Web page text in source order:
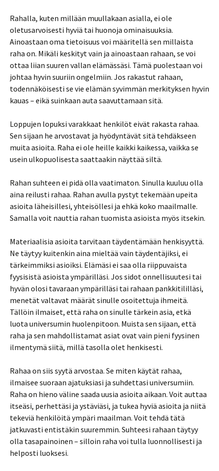
Rahalla, kuten millään muullakaan asialla, ei ole
oletusarvoisesti hyviä tai huonoja ominaisuuksia.
Ainoastaan oma tietoisuus voi määritellä sen millaista
raha on. Mikäli keskityt vain ja ainoastaan rahaan, se voi
ottaa liian suuren vallan elämässäsi. Tämä puolestaan voi
johtaa hyvin suuriin ongelmiin. Jos rakastut rahaan,
todennäköisesti se vie elämän syvimmän merkityksen hyvin
kauas – eikä suinkaan auta saavuttamaan sitä.
Loppujen lopuksi varakkaat henkilöt eivät rakasta rahaa.
Sen sijaan he arvostavat ja hyödyntävät sitä tehdäkseen
muita asioita. Raha ei ole heille kaikki kaikessa, vaikka se
usein ulkopuolisesta saattaakin näyttää siltä.
Rahan suhteen ei pidä olla vaatimaton. Sinulla kuuluu olla
aina reilusti rahaa. Rahan avulla pystyt tekemään upeita
asioita läheisillesi, yhteisöllesi ja ehkä koko maailmalle.
Samalla voit nauttia rahan tuomista asioista myös itsekin.
Materiaalisia asioita tarvitaan täydentämään henkisyyttä.
Ne täytyy kuitenkin aina mieltää vain täydentäjiksi, ei
tärkeimmiksi asioiksi. Elämäsi ei saa olla riippuvaista
fyysisistä asioista ympärilläsi. Jos sidot onnellisuutesi tai
hyvän olosi tavaraan ympärilläsi tai rahaan pankkitililläsi,
menetät valtavat määrät sinulle osoitettuja ihmeitä.
Tällöin ilmaiset, että raha on sinulle tärkein asia, etkä
luota universumin huolenpitoon. Muista sen sijaan, että
raha ja sen mahdollistamat asiat ovat vain pieni fyysinen
ilmentymä siitä, millä tasolla olet henkisesti.
Rahaa on siis syytä arvostaa. Se miten käytät rahaa,
ilmaisee suoraan ajatuksiasi ja suhdettasi universumiin.
Raha on hieno väline saada uusia asioita aikaan. Voit auttaa
itseäsi, perhettäsi ja ystäviäsi, ja tukea hyviä asioita ja niitä
tekeviä henkilöitä ympäri maailman. Voit tehdä tätä
jatkuvasti entistäkin suuremmin. Suhteesi rahaan täytyy
olla tasapainoinen – silloin raha voi tulla luonnollisesti ja
helposti luoksesi.